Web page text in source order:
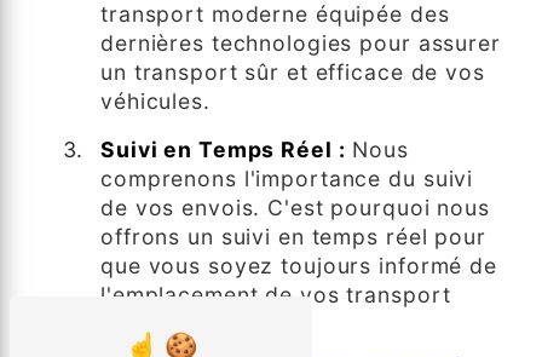
transport moderne équipée des
dernières technologies pour assurer
un transport sûr et efficace de vos
véhicules.
Suivi en Temps Réel : Nous
comprenons l'importance du suivi
de vos envois. C'est pourquoi nous
offrons un suivi en temps réel pour
que vous soyez toujours informé de
l'emplacement de vos transport